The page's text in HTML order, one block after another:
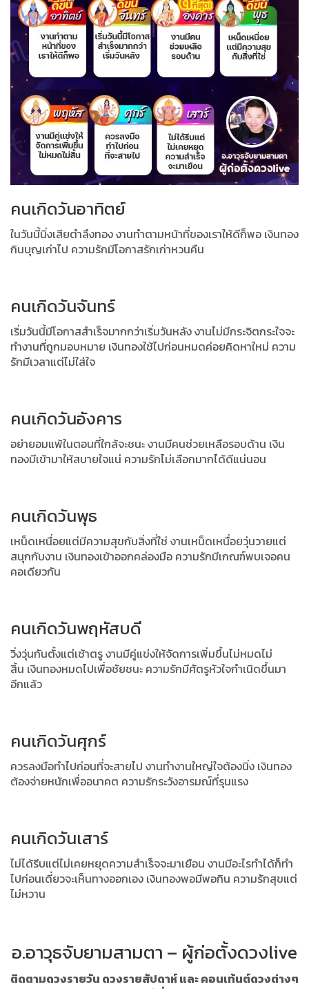
คนเกิดวันอาทิตย์
ในวันนี้นิ่งเสียตำลึงทอง งานทำตามหน้าที่ของเราให้ดีก็พอ เงินทอง
กินบุญเก่าไป ความรักมีโอกาสรักเก่าหวนคืน
คนเกิดวันจันทร์
เริ่มวันนี้มีโอกาสสำเร็จมากกว่าเริ่มวันหลัง งานไม่มีกระจิตกระใจจะ
ทำงานที่ถูกมอบหมาย เงินทองใช้ไปก่อนหมดค่อยคิดหาใหม่ ความ
รักมีเวลาแต่ไม่ใส่ใจ
คนเกิดวันอังคาร
อย่ายอมแพ้ในตอนที่ใกล้จะชนะ งานมีคนช่วยเหลือรอบด้าน เงิน
ทองมีเข้ามาให้สบายใจแน่ ความรักไม่เลือกมากได้ดีแน่นอน
คนเกิดวันพุธ
เหน็ดเหนื่อยแต่มีความสุขกับสิ่งที่ใช่ งานเหน็ดเหนื่อยวุ่นวายแต่
สนุกกับงาน เงินทองเข้าออกคล่องมือ ความรักมีเกณฑ์พบเจอคน
คอเดียวกัน
คนเกิดวันพฤหัสบดี
วิ่งวุ่นกันตั้งแต่เช้าตรู งานมีคู่แข่งให้จัดการเพิ่มขึ้นไม่หมดไม่
สิ้น เงินทองหมดไปเพื่อชัยชนะ ความรักมีศัตรูหัวใจกำเนิดขึ้นมา
อีกแล้ว
คนเกิดวันศุกร์
ควรลงมือทำไปก่อนที่จะสายไป งานทำงานใหญ่ใจต้องนิ่ง เงินทอง
ต้องจ่ายหนักเพื่ออนาคต ความรักระวังอารมณ์ที่รุนแรง
คนเกิดวันเสาร์
ไม่ได้รีบแต่ไม่เคยหยุดความสำเร็จจะมาเยือน งานมีอะไรทำได้ก็ทำ
ไปก่อนเดี๋ยวจะเห็นทางออกเอง เงินทองพอมีพอกิน ความรักสุขแต่
ไม่หวาน
อ.อาวุธจับยามสามตา – ผู้ก่อตั้งดวงlive
ติดตามดวงรายวัน ดวงรายสัปดาห์ และ คอนเท้นต์ดวงต่างๆ